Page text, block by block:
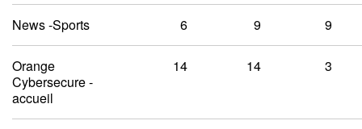
News -Sports 6 9 9
Orange
Cybersecure -
accueil
14 14 3